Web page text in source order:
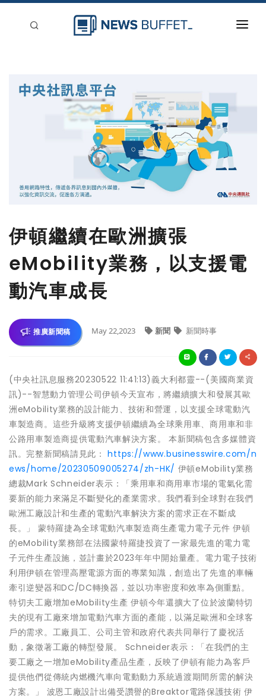
伊頓繼續在歐洲擴張
eMobility業務，以支援電
動汽車成長
推廣新聞稿 May 22,2023 新聞 新聞時事
(中央社訊息服務20230522 11:41:13)義大利都靈--(美國商業資
訊)--智慧動力管理公司伊頓今天宣布，將繼續擴大和發展其歐
洲eMobility業務的設計能力、技術和營運，以支援全球電動汽
車製造商。這些升級將支援伊頓繼續為全球乘用車、商用車和非
公路用車製造商提供電動汽車解決方案。 本新聞稿包含多媒體資
訊。完整新聞稿請見此：https://www.businesswire.com/n
ews/home/20230509005274/zh-HK/ 伊頓eMobility業務
總裁Mark Schneider表示：「乘用車和商用車市場的電氣化需
要新的能力來滿足不斷變化的產業需求。我們看到全球對在我們
歐洲工廠設計和生產的電動汽車解決方案的需求正在不斷成
長。」 蒙特羅捷為全球電動汽車製造商生產電力電子元件 伊頓
的eMobility業務部在法國蒙特羅捷投資了一家最先進的電力電
子元件生產設施，並計畫於2023年年中開始量產。電力電子技術
利用伊頓在管理高壓電源方面的專業知識，創造出了先進的車輛
牽引逆變器和DC/DC轉換器，並以功率密度和效率為側重點。
特切夫工廠增加eMobility生產 伊頓今年還擴大了位於波蘭特切
夫的現有工廠來增加電動汽車方面的產能，以滿足歐洲和全球客
戶的需求。工廠員工、公司主管和政府代表共同舉行了慶祝活
動，象徵著工廠的轉型發展。 Schneider表示：「在我們的主
要工廠之一增加eMobility產品生產，反映了伊頓有能力為客戶
提供他們從傳統內燃機汽車向電動動力系統過渡期間所需的解決
方案。」 波恩工廠設計出備受讚譽的Breaktor電路保護技術 伊